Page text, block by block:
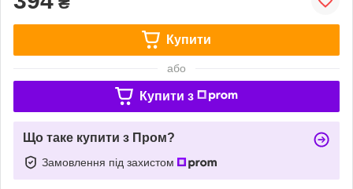
Купити
або
Купити з
Що таке купити з Пром?
Замовлення під захистом